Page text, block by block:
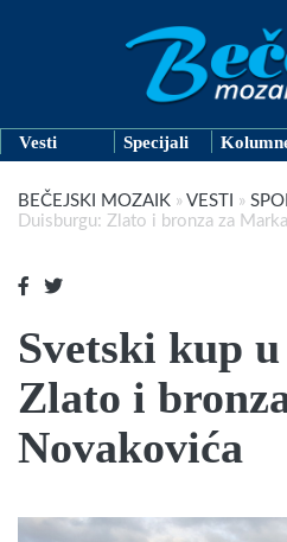
Vesti Specijali
BEČEJSKI MOZAIK » VESTI »
Duisburgu: Zlato i bronza za
Svetski kup
Zlato i
Novakovića